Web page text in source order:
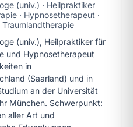
(univ.) · Heilpraktiker
· Hypnosetherapeut ·
(univ.), Heilpraktiker für
und Hypnosetherapeut
in
(Saarland) und in
an der Universität
München. Schwerpunkt:
aller Art und